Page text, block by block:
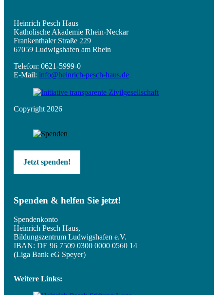
Heinrich Pesch Haus
Katholische Akademie Rhein-Neckar
Frankenthaler Straße 229
67059 Ludwigshafen am Rhein
Telefon: 0621-5999-0
E-Mail: info@heinrich-pesch-haus.de
Copyright 2026
Jetzt spenden!
Spenden & helfen Sie jetzt!
Spendenkonto
Heinrich Pesch Haus,
Bildungszentrum Ludwigshafen e.V.
IBAN: DE 96 7509 0300 0000 0560 14
(Liga Bank eG Speyer)
Weitere Links: